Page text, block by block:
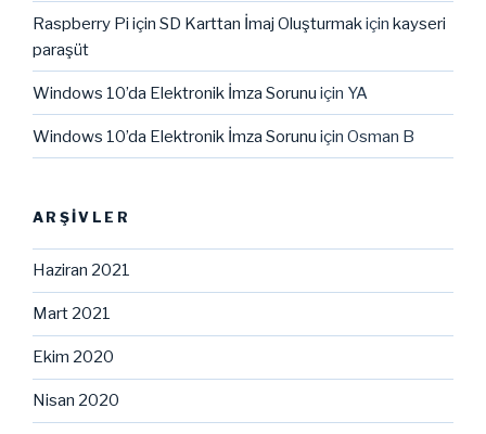
Raspberry Pi için SD Karttan İmaj Oluşturmakiçin kayseri
paraşüt
Windows 10’da Elektronik İmza Sorunu için YA
Windows 10’da Elektronik İmza Sorunu için Osman B
ARŞIVLER
Haziran 2021
Mart 2021
Ekim 2020
Nisan 2020